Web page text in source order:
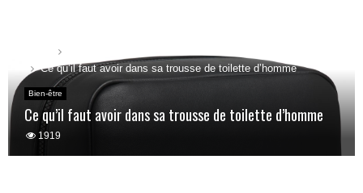
Ce qu’il faut avoir dans sa trousse de toilette d’homme
Bien-être
Ce qu’il faut avoir dans sa trousse de toilette d’homme
1919